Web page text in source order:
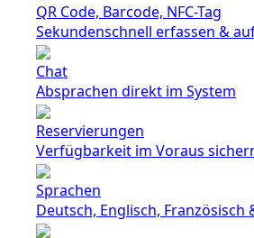
QR Code, Barcode, NFC-Tag
Sekundenschnell erfassen &
Chat
Absprachen direkt im System
Reservierungen
Verfügbarkeit im Voraus
Sprachen
Deutsch, Englisch, Französisch